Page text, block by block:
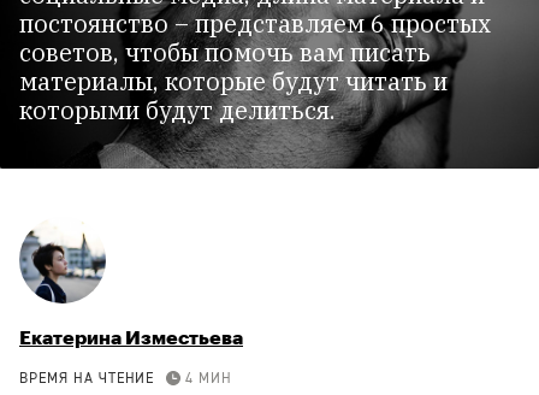
постоянство – представляем 6 простых
советов, чтобы помочь вам писать
материалы, которые будут читать и
которыми будут делиться.
Екатерина Изместьева
ВРЕМЯ НА ЧТЕНИЕ
4 МИН